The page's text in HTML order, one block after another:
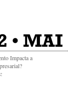
•
Impacta a